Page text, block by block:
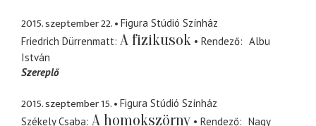
2015. szeptember 22.
Figura Stúdió Színház
Friedrich Dürrenmatt A fizikusok Rendező
Albu
István
Szereplő
2015. szeptember 15.
Figura Stúdió Színház
Székely Csaba A homokszörny Rendező
Nagy